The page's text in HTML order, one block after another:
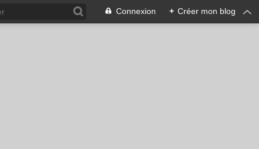
Connexion + Créer mon blog